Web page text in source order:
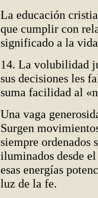
La educación
que cumplir con
significado a la
14. La volubilidad
sus decisiones les
suma facilidad al
Una vaga
Surgen
siempre ordenados
iluminados desde
esas energías
luz de la fe.